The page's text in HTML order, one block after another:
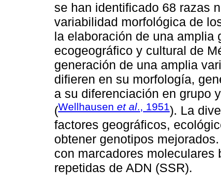
se han identificado 68 razas
variabilidad morfológica de
la elaboración de una amplia
ecogeográfico y cultural de
generación de una amplia
difieren en su morfología,
a su diferenciación en grupo
(Wellhausen et al., 1951). La
factores geográficos,
obtener genotipos
con marcadores
repetidas de ADN (SSR).